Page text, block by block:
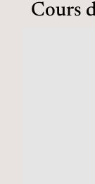
Cours